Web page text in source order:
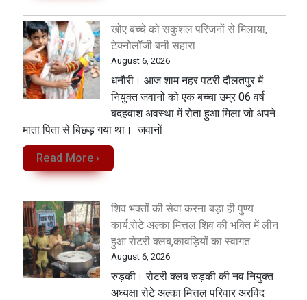
खोए बच्चे को सकुशल परिजनों से मिलाया,
टेक्नोलॉजी बनी सहारा
August 6, 2026
धनौरी। आज शाम नहर पटरी दौलतपुर में
नियुक्त जवानों को एक बच्चा उम्र 06 वर्ष
बदहवाश अवस्था में रोता हुआ मिला जो अपने
माता पिता से बिछड़ गया था। जवानों
Read More ›
शिव भक्तों की सेवा करना बड़ा ही पुण्य
कार्य:रोटे अल्का मित्तल शिव की भक्ति में लीन
हुआ रोटरी क्लब,कावड़ियों का स्वागत
August 6, 2026
रुड़की। रोटरी क्लब रुड़की की नव नियुक्त
अध्यक्षा रोटे अल्का मित्तल परिवार अरविंद